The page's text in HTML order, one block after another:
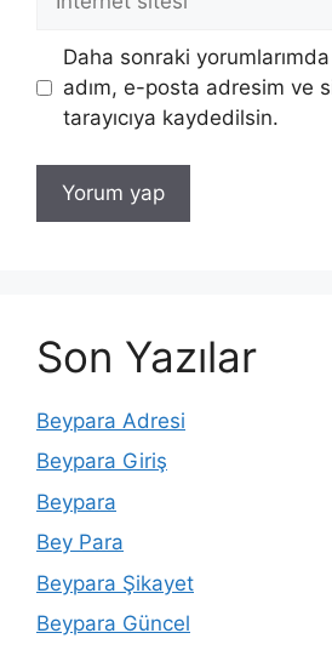
Daha sonraki yorumlarımda
adım, e-posta adresim ve
tarayıcıya kaydedilsin.
Son Yazılar
Beypara Adresi
Beypara Giriş
Beypara
Bey Para
Beypara Şikayet
Beypara Güncel